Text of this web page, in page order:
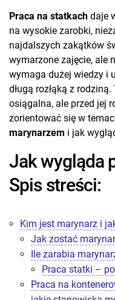
Praca na statkach daje
na wysokie zarobki,
najdalszych zakątków
wymarzone zajęcie, ale
wymaga dużej wiedzy i
długą rozłąką z
osiągalna, ale przed jej
zorientować się w
marynarzem i jak
Jak wygląda
Spis streści:
Kim jest marynarz i
Jak zostać
Ile zarabia
Praca statki –
Praca na